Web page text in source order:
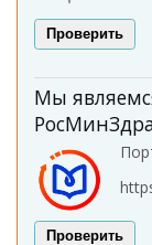
Проверить
Мы
Проверить